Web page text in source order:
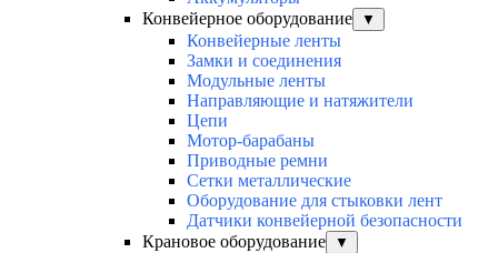
Конвейерное оборудование
▼
Конвейерные ленты
Замки и соединения
Модульные ленты
Направляющие и натяжители
Цепи
Мотор-барабаны
Приводные ремни
Сетки металлические
Оборудование для стыковки лент
Датчики конвейерной безопасности
Крановое оборудование
▼